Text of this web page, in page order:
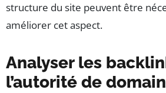
structure du site peuvent être
améliorer cet aspect.
Analyser les
l’autorité de